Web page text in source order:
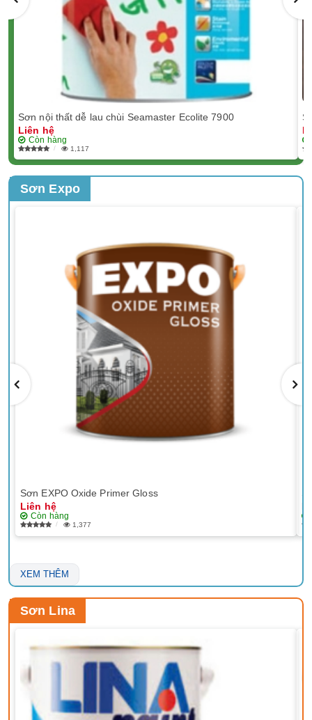
Sơn nội thất dễ lau chùi Seamaster Ecolite 7900
Liên hệ
Còn hàng
1,117
Sơn Expo
Sơn EXPO Oxide Primer Gloss
Liên hệ
Còn hàng
1,377
XEM THÊM
Sơn Lina